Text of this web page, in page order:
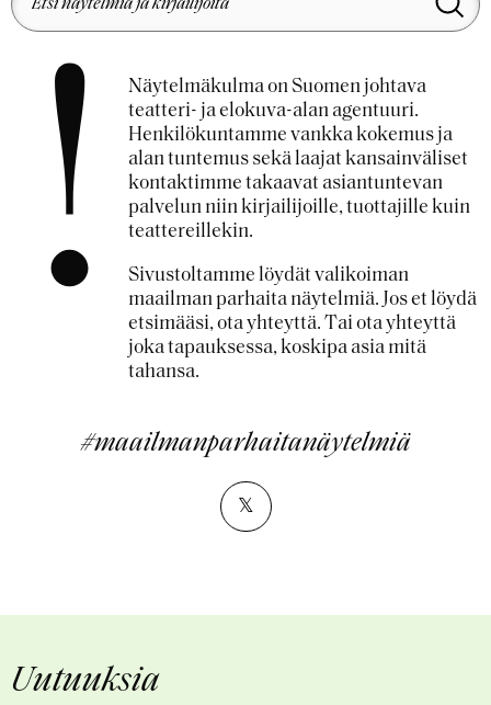
!
Näytelmäkulma on Suomen johtava
teatteri- ja elokuva-alan agentuuri.
Henkilökuntamme vankka kokemus ja
alan tuntemus sekä laajat kansainväliset
kontaktimme takaavat asiantuntevan
palvelun niin kirjailijoille, tuottajille kuin
teattereillekin.
Sivustoltamme löydät valikoiman
maailman parhaita näytelmiä. Jos et löydä
etsimääsi, ota yhteyttä. Tai ota yhteyttä
joka tapauksessa, koskipa asia mitä
tahansa.
#maailmanparhaitanäytelmiä
𝕏
Uutuuksia